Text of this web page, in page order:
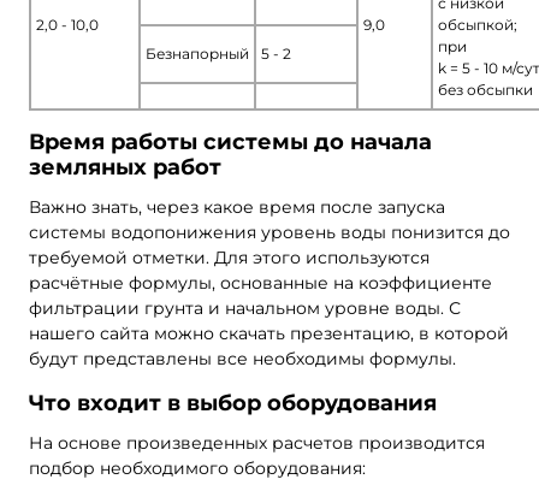
2,0 - 10,0 9,0
обсыпкой;
при
k = 5 - 10 м/сут
без обсыпки
Безнапорный 5 - 2
Время работы системы до начала
земляных работ
Важно знать, через какое время после запуска
системы водопонижения уровень воды понизится до
требуемой отметки. Для этого используются
расчётные формулы, основанные на коэффициенте
фильтрации грунта и начальном уровне воды. С
нашего сайта можно скачать презентацию, в которой
будут представлены все необходимы формулы.
Что входит в выбор оборудования
На основе произведенных расчетов производится
подбор необходимого оборудования: